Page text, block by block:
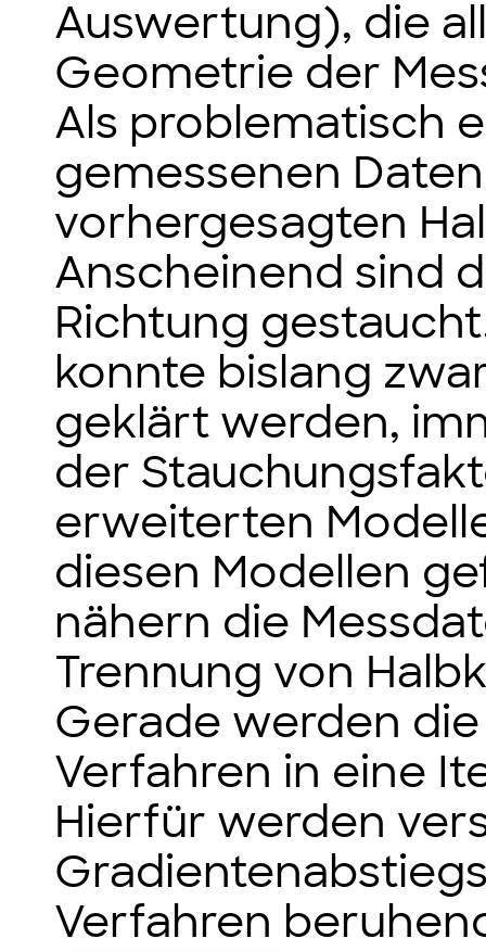
Auswertung), die
Geometrie der
Als problematisch
gemessenen
vorhergesagten
Anscheinend sind
Richtung
konnte bislang
geklärt werden,
der
erweiterten
diesen Modellen
nähern die
Trennung von
Gerade werden
Verfahren in eine
Hierfür werden
Verfahren